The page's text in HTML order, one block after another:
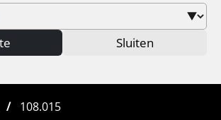
Sluiten
108.015